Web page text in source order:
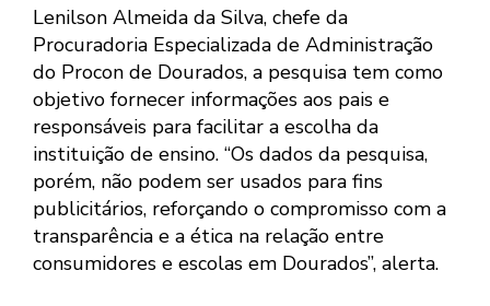
Lenilson Almeida da Silva, chefe da
Procuradoria Especializada de Administração
do Procon de Dourados, a pesquisa tem como
objetivo fornecer informações aos pais e
responsáveis para facilitar a escolha da
instituição de ensino. “Os dados da pesquisa,
porém, não podem ser usados para fins
publicitários, reforçando o compromisso com a
transparência e a ética na relação entre
consumidores e escolas em Dourados”, alerta.